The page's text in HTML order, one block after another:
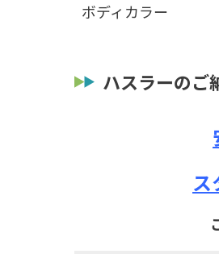
ボディカラー
ハスラーのご
ス